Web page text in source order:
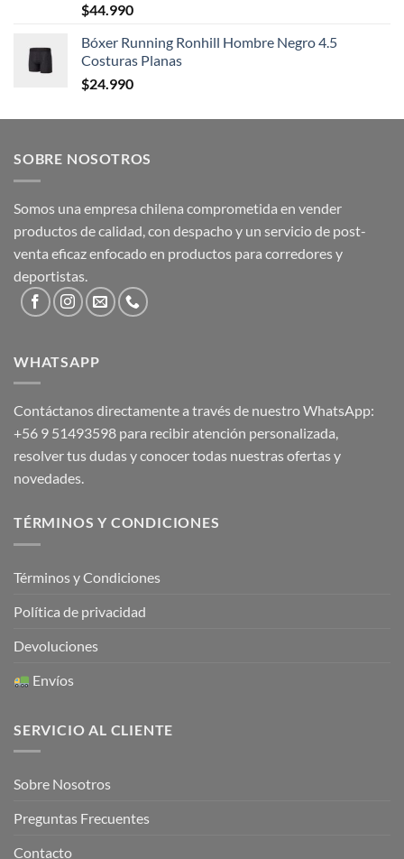
$44.990
Bóxer Running Ronhill Hombre Negro 4.5
Costuras Planas
$24.990
SOBRE NOSOTROS
Somos una empresa chilena comprometida en vender
productos de calidad, con despacho y un servicio de post-
venta eficaz enfocado en productos para corredores y
deportistas.
WHATSAPP
Contáctanos directamente a través de nuestro WhatsApp:
+56 9 51493598 para recibir atención personalizada,
resolver tus dudas y conocer todas nuestras ofertas y
novedades.
TÉRMINOS Y CONDICIONES
Términos y Condiciones
Política de privacidad
Devoluciones
Envíos
SERVICIO AL CLIENTE
Sobre Nosotros
Preguntas Frecuentes
Contacto